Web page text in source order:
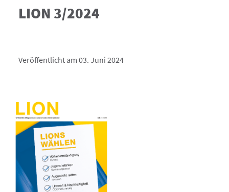
LION 3/2024
Veröffentlicht am 03. Juni 2024